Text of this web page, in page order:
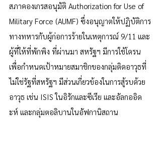
สภาคองเกรสอนุมัติ Authorization for Use of
Military Force (AUMF) ซึ่งอนุญาตให้ปฏิบัติการ
ทางทหารกับผู้ก่อการร้ายในเหตุการณ์ 9/11 และ
ผู้ที่ให้ที่พักพิง ที่ผ่านมา สหรัฐฯ มีการใช้โดรน
เพื่อกำหนดเป้าหมายสมาชิกของกลุ่มติดอาวุธที่
ไม่ใช่รัฐที่สหรัฐฯ มีส่วนเกี่ยวข้องในการสู้รบด้วย
อาวุธ เช่น ISIS ในอิรักและซีเรีย และอัลกออิด
ะห์ และกลุ่มตอลิบานในอัฟกานิสถาน